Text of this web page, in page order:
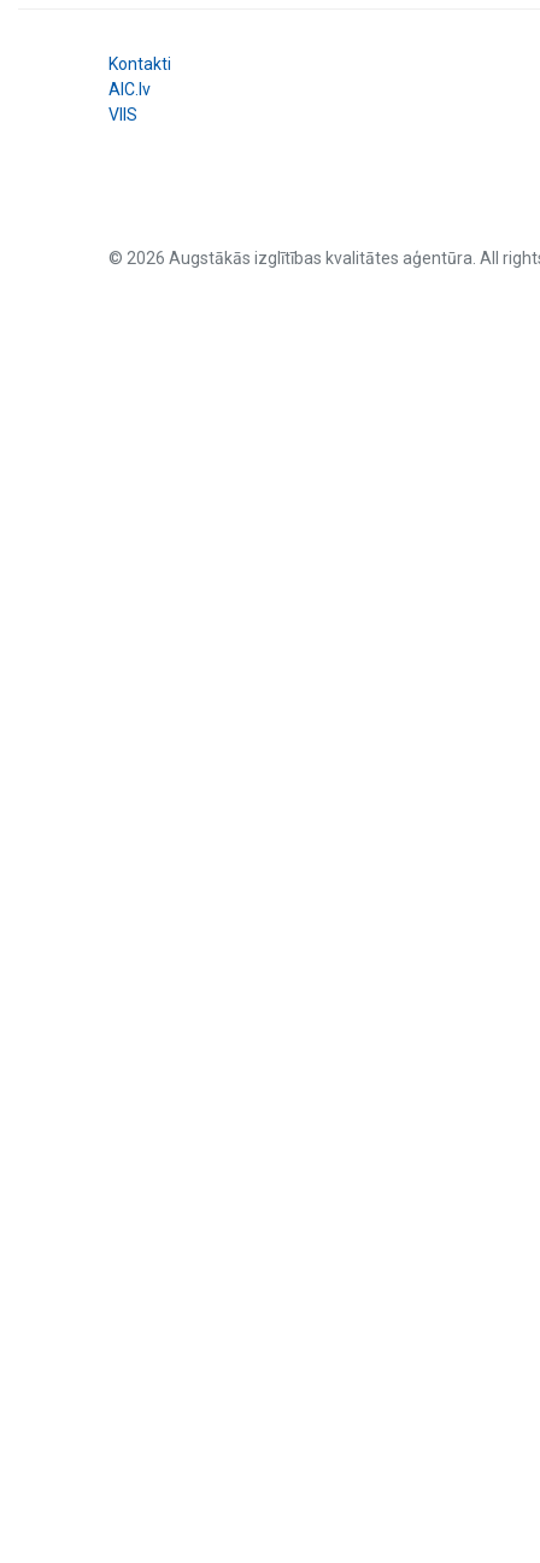
Kontakti
AIC.lv
VIIS
© 2026 Augstākās izglītības kvalitātes aģentūra. All